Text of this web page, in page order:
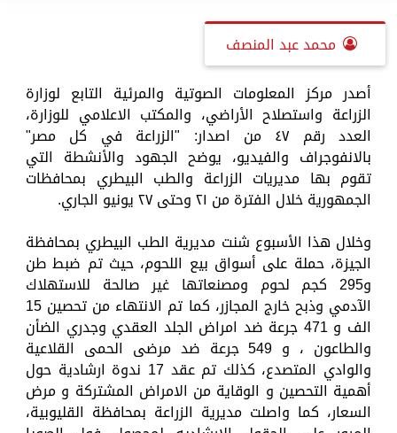
محمد عبد المنصف
أصدر مركز المعلومات الصوتية والمرئية التابع لوزارة
الزراعة واستصلاح الأراضي، والمكتب الاعلامي للوزارة،
العدد رقم ٤٧ من اصدار: "الزراعة في كل مصر"
بالانفوجراف والفيديو، يوضح الجهود والأنشطة التي
تقوم بها مديريات الزراعة والطب البيطري بمحافظات
الجمهورية خلال الفترة من ٢١ وحتى ٢٧ يونيو الجاري.
وخلال هذا الأسبوع شنت مديرية الطب البيطري بمحافظة
الجيزة، حملة على أسواق بيع اللحوم، حيث تم ضبط طن
و295 كجم لحوم ومصنعاتها غير صالحة للاستهلاك
الآدمي وذبح خارج المجازر، كما تم الانتهاء من تحصين 15
الف و 471 جرعة ضد امراض الجلد العقدي وجدري الضأن
والطاعون ، و 549 جرعة ضد مرضى الحمى القلاعية
والوادي المتصدع، كذلك تم عقد 17 ندوة ارشادية حول
أهمية التحصين و الوقاية من الامراض المشتركة و مرض
السعار، كما واصلت مديرية الزراعة بمحافظة القليوبية،